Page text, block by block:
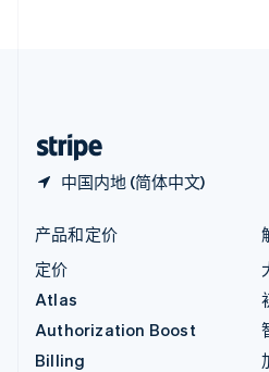
中国内地 (简体中文)
产品和定价
定价
Atlas
Authorization Boost
Billing